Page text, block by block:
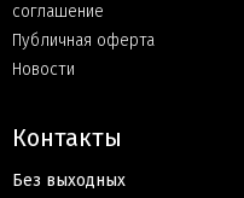
соглашение
Публичная оферта
Новости
Контакты
Без выходных